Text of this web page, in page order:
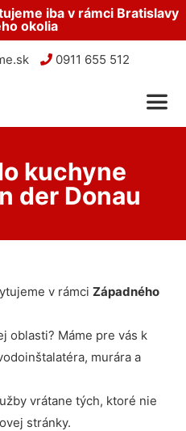
iba v rámci Bratislavy
okolia
0911 655 512
kuchyne
der Donau
v rámci Západného
oblasti? Máme pre vás k
murára a
vrátane tých, ktoré nie
stránky.